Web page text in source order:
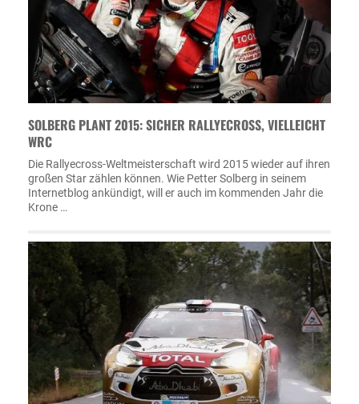
SOLBERG PLANT 2015: SICHER RALLYECROSS, VIELLEICHT
WRC
Die Rallyecross-Weltmeisterschaft wird 2015 wieder auf ihren
großen Star zählen können. Wie Petter Solberg in seinem
Internetblog ankündigt, will er auch im kommenden Jahr die
Krone …